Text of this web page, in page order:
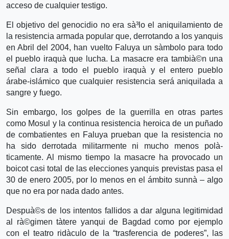
acceso de cualquier testigo.
El objetivo del genocidio no era sà³lo el aniquilamiento de
la resistencia armada popular que, derrotando a los yanquis
en Abril del 2004, han vuelto Faluya un sà­mbolo para todo
el pueblo iraquà­ que lucha. La masacre era tambià©n una
señal clara a todo el pueblo iraquà­ y el entero pueblo
árabe-islámico que cualquier resistencia será aniquilada a
sangre y fuego.
Sin embargo, los golpes de la guerrilla en otras partes
como Mosul y la continua resistencia heroica de un puñado
de combatientes en Faluya prueban que la resistencia no
ha sido derrotada militarmente ni mucho menos polà­
ticamente. Al mismo tiempo la masacre ha provocado un
boicot casi total de las elecciones yanquis previstas pasa el
30 de enero 2005, por lo menos en el ámbito sunnà­ – algo
que no era por nada dado antes.
Despuà©s de los intentos fallidos a dar alguna legitimidad
al rà©gimen tà­tere yanqui de Bagdad como por ejemplo
con el teatro ridà­culo de la “trasferencia de poderes”, las